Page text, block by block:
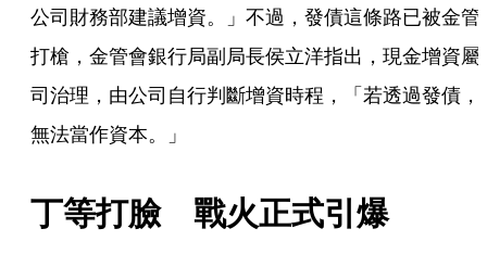
公司財務部建議增資。」不過，發債這條路已被金管
打槍，金管會銀行局副局長侯立洋指出，現金增資屬
司治理，由公司自行判斷增資時程，「若透過發債，
無法當作資本。」
丁等打臉　戰火正式引爆